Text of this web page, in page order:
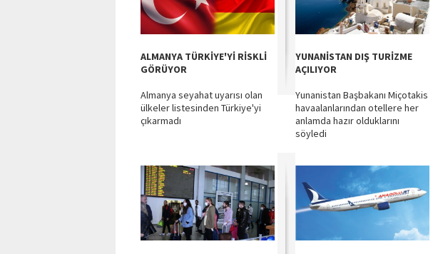
ALMANYA TÜRKİYE'Yİ RİSKLİ
GÖRÜYOR
Almanya seyahat uyarısı olan
ülkeler listesinden Türkiye'yi
çıkarmadı
YUNANİSTAN DIŞ TURİZME
AÇILIYOR
Yunanistan Başbakanı Miçotakis
havaalanlarından otellere her
anlamda hazır olduklarını
söyledi